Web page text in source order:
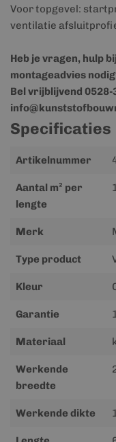
Voor topgevel:
ventilatie
Heb je vragen, hulp
montageadvies
Bel vrijblijvend
Specificaties
Meer
Artikelnummer
Aantal m² per
lengte
Merk
Type product
Kleur
Garantie
Materiaal
Werkende
breedte
Werkende dikte